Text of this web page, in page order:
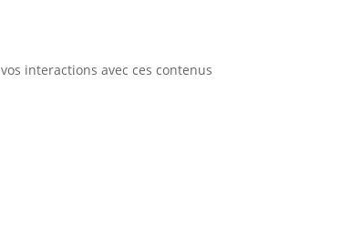
interactions avec ces contenus